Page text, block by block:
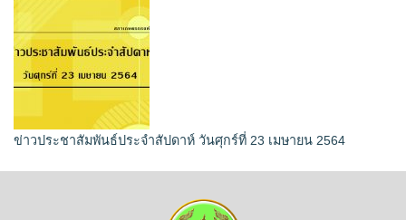
ข่าวประชาสัมพันธ์ประจำสัปดาห์ วันศุกร์ที่ 23 เมษายน 2564